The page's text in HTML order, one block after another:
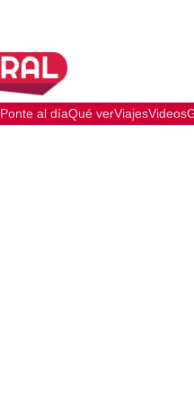
Ponte al díaQué verViajesVideos